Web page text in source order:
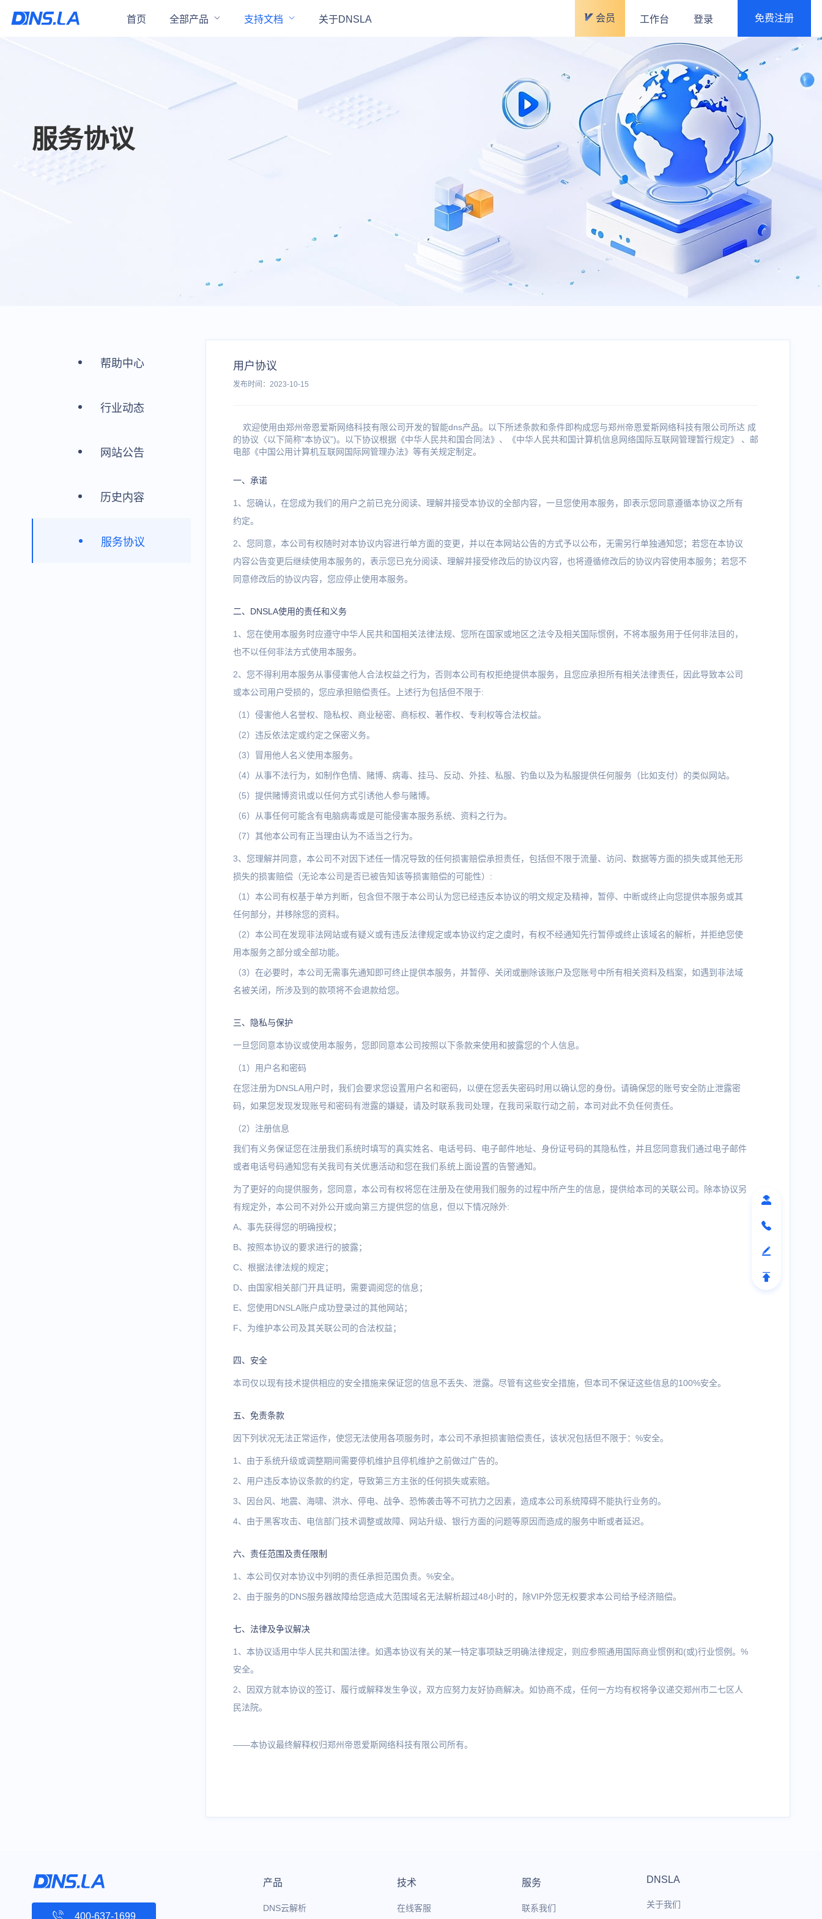
首页 全部产品 支持文档 关于DNSLA 会员 工作台 登录 免费注册
服务协议
帮助中心
行业动态
网站公告
历史内容
服务协议
用户协议
发布时间：2023-10-15
欢迎使用由郑州帝恩爱斯网络科技有限公司开发的智能dns产品。以下所述条款和条件即构成您与郑州帝恩爱斯网络科技有限公司所达 成
的协议〈以下简称"本协议”)。以下协议根据《中华人民共和国合同法》、《中华人民共和国计算机信息网络国际互联网管理暂行规定》 、邮
电部《中国公用计算机互联网国际网管理办法》等有关规定制定。
一、承诺
1、您确认，在您成为我们的用户之前已充分阅读、理解并接受本协议的全部内容，一旦您使用本服务，即表示您同意遵循本协议之所有
约定。
2、您同意，本公司有权随时对本协议内容进行单方面的变更，并以在本网站公告的方式予以公布，无需另行单独通知您；若您在本协议
内容公告变更后继续使用本服务的，表示您已充分阅读、理解并接受修改后的协议内容，也将遵循修改后的协议内容使用本服务；若您不
同意修改后的协议内容，您应停止使用本服务。
二、DNSLA使用的责任和义务
1、您在使用本服务时应遵守中华人民共和国相关法律法规、您所在国家或地区之法令及相关国际惯例，不将本服务用于任何非法目的，
也不以任何非法方式使用本服务。
2、您不得利用本服务从事侵害他人合法权益之行为，否则本公司有权拒绝提供本服务，且您应承担所有相关法律责任，因此导致本公司
或本公司用户受损的，您应承担赔偿责任。上述行为包括但不限于:
（1）侵害他人名誉权、隐私权、商业秘密、商标权、著作权、专利权等合法权益。
（2）违反依法定或约定之保密义务。
（3）冒用他人名义使用本服务。
（4）从事不法行为，如制作色情、赌博、病毒、挂马、反动、外挂、私服、钓鱼以及为私服提供任何服务（比如支付）的类似网站。
（5）提供赌博资讯或以任何方式引诱他人参与赌博。
（6）从事任何可能含有电脑病毒或是可能侵害本服务系统、资料之行为。
（7）其他本公司有正当理由认为不适当之行为。
3、您理解并同意，本公司不对因下述任一情况导致的任何损害赔偿承担责任，包括但不限于流量、访问、数据等方面的损失或其他无形
损失的损害赔偿（无论本公司是否已被告知该等损害赔偿的可能性）:
（1）本公司有权基于单方判断，包含但不限于本公司认为您已经违反本协议的明文规定及精神，暂停、中断或终止向您提供本服务或其
任何部分，并移除您的资料。
（2）本公司在发现非法网站或有疑义或有违反法律规定或本协议约定之虞时，有权不经通知先行暂停或终止该域名的解析，并拒绝您使
用本服务之部分或全部功能。
（3）在必要时，本公司无需事先通知即可终止提供本服务，并暂停、关闭或删除该账户及您账号中所有相关资料及档案，如遇到非法域
名被关闭，所涉及到的款项将不会退款给您。
三、隐私与保护
一旦您同意本协议或使用本服务，您即同意本公司按照以下条款来使用和披露您的个人信息。
（1）用户名和密码
在您注册为DNSLA用户时，我们会要求您设置用户名和密码，以便在您丢失密码时用以确认您的身份。请确保您的账号安全防止泄露密
码，如果您发现发现账号和密码有泄露的嫌疑，请及时联系我司处理，在我司采取行动之前，本司对此不负任何责任。
（2）注册信息
我们有义务保证您在注册我们系统时填写的真实姓名、电话号码、电子邮件地址、身份证号码的其隐私性，并且您同意我们通过电子邮件
或者电话号码通知您有关我司有关优惠活动和您在我们系统上面设置的告警通知。
为了更好的向提供服务，您同意，本公司有权将您在注册及在使用我们服务的过程中所产生的信息，提供给本司的关联公司。除本协议另
有规定外，本公司不对外公开或向第三方提供您的信息，但以下情况除外:
A、事先获得您的明确授权；
B、按照本协议的要求进行的披露；
C、根据法律法规的规定；
D、由国家相关部门开具证明，需要调阅您的信息；
E、您使用DNSLA账户成功登录过的其他网站；
F、为维护本公司及其关联公司的合法权益；
四、安全
本司仅以现有技术提供相应的安全措施来保证您的信息不丢失、泄露。尽管有这些安全措施，但本司不保证这些信息的100%安全。
五、免责条款
因下列状况无法正常运作，使您无法使用各项服务时，本公司不承担损害赔偿责任，该状况包括但不限于：%安全。
1、由于系统升级或调整期间需要停机维护且停机维护之前做过广告的。
2、用户违反本协议条款的约定，导致第三方主张的任何损失或索赔。
3、因台风、地震、海啸、洪水、停电、战争、恐怖袭击等不可抗力之因素，造成本公司系统障碍不能执行业务的。
4、由于黑客攻击、电信部门技术调整或故障、网站升级、银行方面的问题等原因而造成的服务中断或者延迟。
六、责任范围及责任限制
1、本公司仅对本协议中列明的责任承担范围负责。%安全。
2、由于服务的DNS服务器故障给您造成大范围域名无法解析超过48小时的，除VIP外您无权要求本公司给予经济赔偿。
七、法律及争议解决
1、本协议适用中华人民共和国法律。如遇本协议有关的某一特定事项缺乏明确法律规定，则应参照通用国际商业惯例和(或)行业惯例。%
安全。
2、因双方就本协议的签订、履行或解释发生争议，双方应努力友好协商解决。如协商不成，任何一方均有权将争议递交郑州市二七区人
民法院。
——本协议最终解释权归郑州帝恩爱斯网络科技有限公司所有。
400-637-1699
产品
DNS云解析
技术
在线客服
服务
联系我们
DNSLA
关于我们